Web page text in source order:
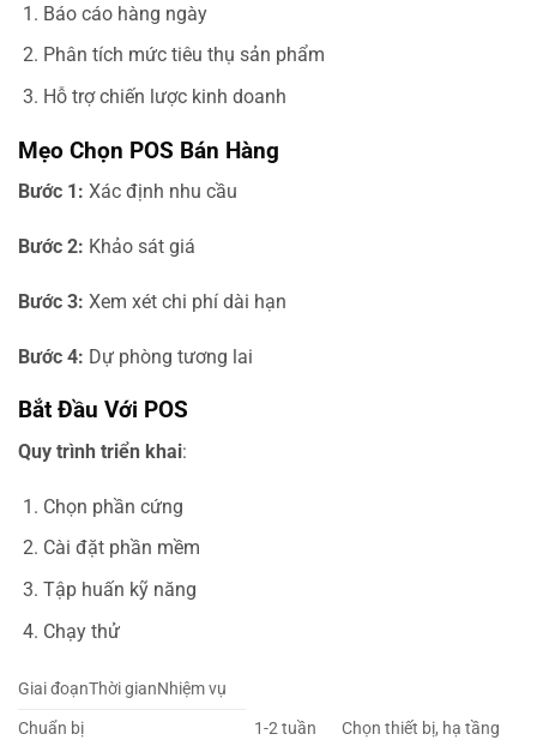
Báo cáo hàng ngày
Phân tích mức tiêu thụ sản phẩm
Hỗ trợ chiến lược kinh doanh
Mẹo Chọn POS Bán Hàng
Bước 1: Xác định nhu cầu
Bước 2: Khảo sát giá
Bước 3: Xem xét chi phí dài hạn
Bước 4: Dự phòng tương lai
Bắt Đầu Với POS
Quy trình triển khai:
Chọn phần cứng
Cài đặt phần mềm
Tập huấn kỹ năng
Chạy thử
Giai đoạnThời gianNhiệm vụ
Chuẩn bị
1-2 tuần Chọn thiết bị, hạ tầng